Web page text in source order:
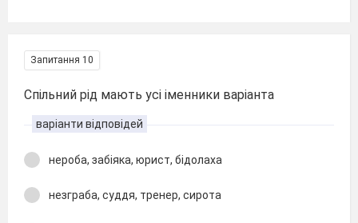
Запитання 10
Спільний рід мають усі іменники варіанта
варіанти відповідей
нероба, забіяка, юрист, бідолаха
незграба, суддя, тренер, сирота